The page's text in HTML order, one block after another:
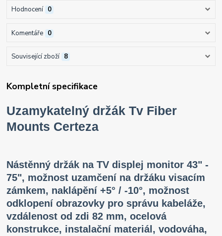
Hodnocení 0
Komentáře 0
Související zboží 8
Kompletní specifikace
Uzamykatelný držák Tv Fiber
Mounts Certeza
Nástěnný držák na TV displej monitor 43" -
75", možnost uzamčení na držáku visacím
zámkem, naklápění +5° / -10°, možnost
odklopení obrazovky pro správu kabeláže,
vzdálenost od zdi 82 mm, ocelová
konstrukce, instalační materiál, vodováha,